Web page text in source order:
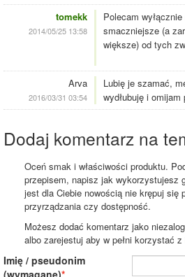
tomekk
2014/05/25 13:58
Polecam
smaczniejsze (a
większe) od tych
Arva
2016/03/31 03:54
Lubię je szamać,
wydłubuję i
Dodaj komentarz na
Oceń smak i właściwości produktu.
przepisem, napisz jak wykorzystujesz
jest dla Ciebie nowością nie krępuj się
przyrządzania czy dostępność.
Możesz dodać komentarz jako
albo zarejestuj aby w pełni korzystać z
Imię / pseudonim